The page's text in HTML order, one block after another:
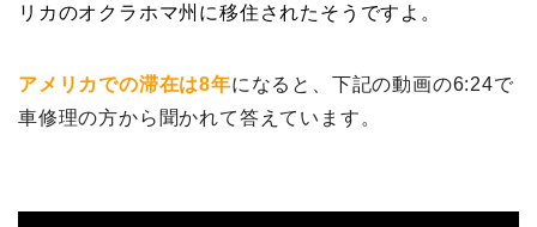
リカのオクラホマ州に移住されたそうですよ。
アメリカでの滞在は8年になると、下記の動画の6:24で
車修理の方から聞かれて答えています。